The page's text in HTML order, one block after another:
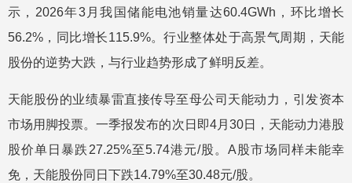
示，2026年3月我国储能电池销量达60.4GWh，环比增长
56.2%，同比增长115.9%。行业整体处于高景气周期，天能
股份的逆势大跌，与行业趋势形成了鲜明反差。
天能股份的业绩暴雷直接传导至母公司天能动力，引发资本
市场用脚投票。一季报发布的次日即4月30日，天能动力港股
股价单日暴跌27.25%至5.74港元/股。A股市场同样未能幸
免，天能股份同日下跌14.79%至30.48元/股。